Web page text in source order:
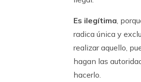
Es ilegítima,
radica única y
realizar aquello,
hagan las
hacerlo.